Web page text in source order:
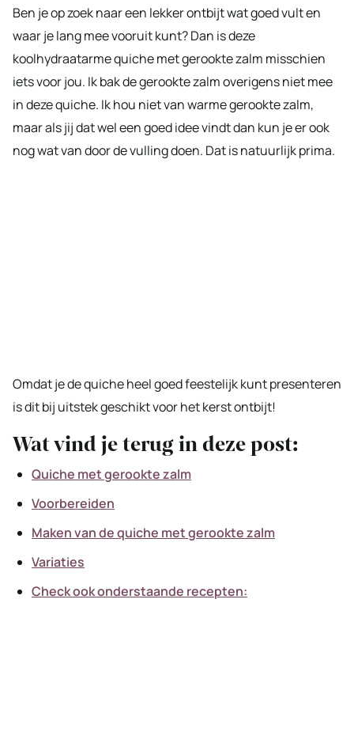
Ben je op zoek naar een lekker ontbijt wat goed vult en
waar je lang mee vooruit kunt? Dan is deze
koolhydraatarme quiche met gerookte zalm misschien
iets voor jou. Ik bak de gerookte zalm overigens niet mee
in deze quiche. Ik hou niet van warme gerookte zalm,
maar als jij dat wel een goed idee vindt dan kun je er ook
nog wat van door de vulling doen. Dat is natuurlijk prima.
Omdat je de quiche heel goed feestelijk kunt presenteren
is dit bij uitstek geschikt voor het kerst ontbijt!
Wat vind je terug in deze post:
Quiche met gerookte zalm
Voorbereiden
Maken van de quiche met gerookte zalm
Variaties
Check ook onderstaande recepten: